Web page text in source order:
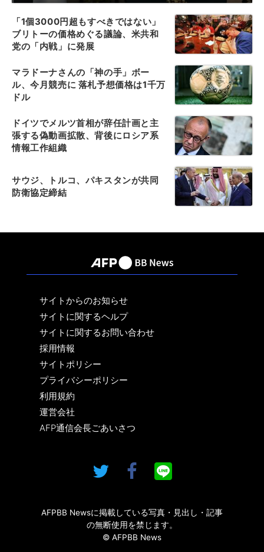
「1個3000円超もすべきではない」
ブリトーの価格めぐる議論、米共和
党の「内戦」に発展
マラドーナさんの「神の手」ボー
ル、今月競売に 落札予想価格は1千万
ドル
ドイツでメルツ首相が辞任計画と主
張する偽動画拡散、背後にロシア系
情報工作組織
サウジ、トルコ、パキスタンが共同
防衛協定締結
サイトからのお知らせ
サイトに関するヘルプ
サイトに関するお問い合わせ
採用情報
サイトポリシー
プライバシーポリシー
利用規約
運営会社
AFP通信会長ごあいさつ
AFPBB Newsに掲載している写真・見出し・記事
の無断使用を禁じます。
© AFPBB News